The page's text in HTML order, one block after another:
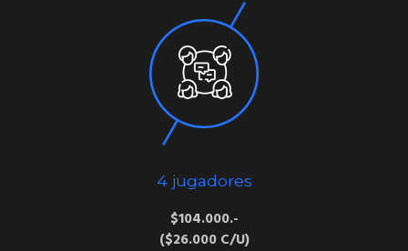
4 jugadores
$104.000.-
($26.000 C/U)